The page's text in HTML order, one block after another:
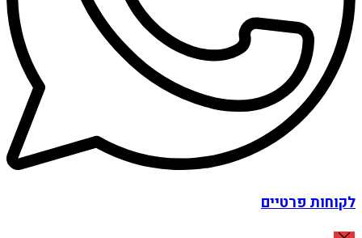
לקוחות פרטיים